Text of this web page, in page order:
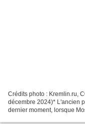
Crédits photo : Kremlin.ru,
décembre 2024)* L'ancien
dernier moment, lorsque